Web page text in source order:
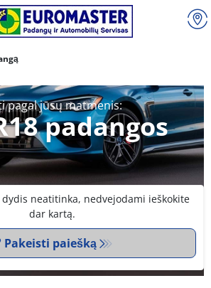
pagal jūsų matmenis:
padangos
dydis neatitinka, nedvejodami ieškokite
dar kartą.
Pakeisti paiešką